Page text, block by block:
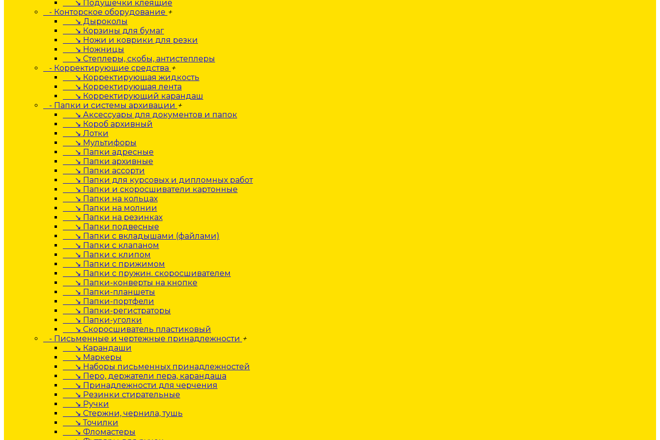
↘ Подушечки клеящие
- Конторское оборудование +
↘ Дыроколы
↘ Корзины для бумаг
↘ Ножи и коврики для резки
↘ Ножницы
↘ Степлеры, скобы, антистеплеры
- Корректирующие средства +
↘ Корректирующая жидкость
↘ Корректирующая лента
↘ Корректирующий карандаш
- Папки и системы архивации +
↘ Аксессуары для документов и папок
↘ Короб архивный
↘ Лотки
↘ Мультифоры
↘ Папки адресные
↘ Папки архивные
↘ Папки ассорти
↘ Папки для курсовых и дипломных работ
↘ Папки и скоросшиватели картонные
↘ Папки на кольцах
↘ Папки на молнии
↘ Папки на резинках
↘ Папки подвесные
↘ Папки с вкладышами (файлами)
↘ Папки с клапаном
↘ Папки с клипом
↘ Папки с прижимом
↘ Папки с пружин. скоросшивателем
↘ Папки-конверты на кнопке
↘ Папки-планшеты
↘ Папки-портфели
↘ Папки-регистраторы
↘ Папки-уголки
↘ Скоросшиватель пластиковый
- Письменные и чертежные принадлежности +
↘ Карандаши
↘ Маркеры
↘ Наборы письменных принадлежностей
↘ Перо, держатели пера, карандаша
↘ Принадлежности для черчения
↘ Резинки стирательные
↘ Ручки
↘ Стержни, чернила, тушь
↘ Точилки
↘ Фломастеры